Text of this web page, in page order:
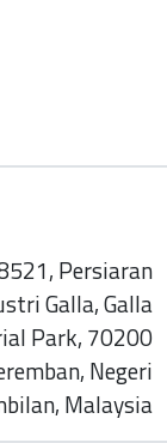
Persiaran
Galla, Galla
Park, 70200
Negeri
Malaysia